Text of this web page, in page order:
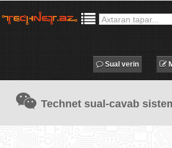
Sual verin
Technet sual-cavab